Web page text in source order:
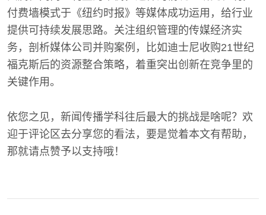
付费墙模式于《纽约时报》等媒体成功运用，给行业
提供可持续发展思路。关注组织管理的传媒经济实
务，剖析媒体公司并购案例，比如迪士尼收购21世纪
福克斯后的资源整合策略，着重突出创新在竞争里的
关键作用。
依您之见，新闻传播学科往后最大的挑战是啥呢？欢
迎于评论区去分享您的看法，要是觉着本文有帮助，
那就请点赞予以支持哦！